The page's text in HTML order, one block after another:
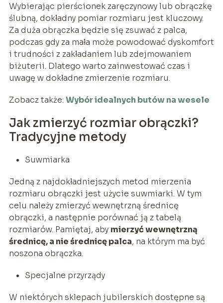
Wybierając pierścionek zaręczynowy lub obrączkę
ślubną, dokładny pomiar rozmiaru jest kluczowy.
Za duża obrączka będzie się zsuwać z palca,
podczas gdy za mała może powodować dyskomfort
i trudności z zakładaniem lub zdejmowaniem
biżuterii. Dlatego warto zainwestować czas i
uwagę w dokładne zmierzenie rozmiaru.
Zobacz także: Wybór idealnych butów na wesele
Jak zmierzyć rozmiar obrączki?
Tradycyjne metody
Suwmiarka
Jedną z najdokładniejszych metod mierzenia
rozmiaru obrączki jest użycie suwmiarki. W tym
celu należy zmierzyć wewnętrzną średnicę
obrączki, a następnie porównać ją z tabelą
rozmiarów. Pamiętaj, aby mierzyć wewnętrzną
średnicę, a nie średnicę palca, na którym ma być
noszona obrączka.
Specjalne przyrządy
W niektórych sklepach jubilerskich dostępne są